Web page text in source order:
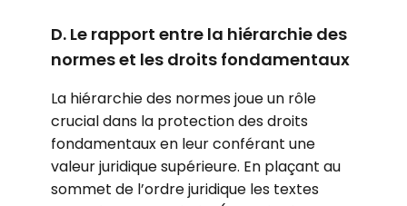
D. Le rapport entre la hiérarchie des
normes et les droits fondamentaux
La hiérarchie des normes joue un rôle
crucial dans la protection des droits
fondamentaux en leur conférant une
valeur juridique supérieure. En plaçant au
sommet de l’ordre juridique les textes